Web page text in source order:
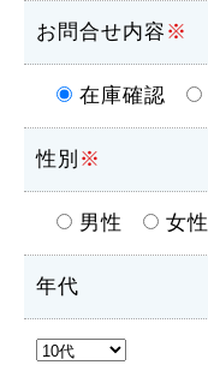
お問合せ内容 ※
在庫確認
性別 ※
男性 女性
年代